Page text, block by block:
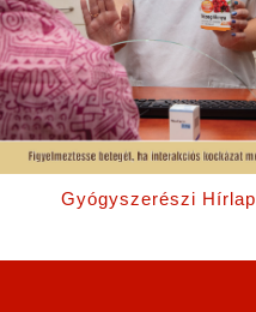
Gyógyszerészi Hírlap